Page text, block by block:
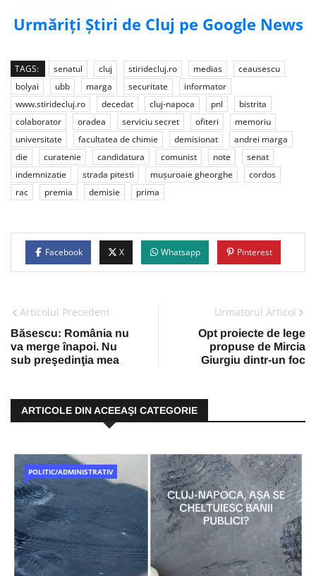
Urmăriți Știri de Cluj pe Google News
TAGS: senatul cluj stiridecluj.ro medias
ceausescu
bolyai
ubb marga securitate
informator
www.stiridecluj.ro
decedat cluj-napoca pnl
bistrita
colaborator
oradea serviciu secret ofiteri
memoriu
universitate
facultatea de chimie demisionat
andrei marga
die
curatenie candidatura comunist note
senat
indemnizatie
strada pitesti muşuroaie gheorghe
cordos
rac
premia demisie prima
Facebook X Whatsapp Pinterest
Articolul Precedent
Băsescu: România nu
va merge înapoi. Nu
sub preşedinţia mea
Urmatorul Articol
Opt proiecte de lege
propuse de Mircia
Giurgiu dintr-un foc
ARTICOLE DIN ACEEAŞI CATEGORIE
POLITIC/ADMINISTRATIV